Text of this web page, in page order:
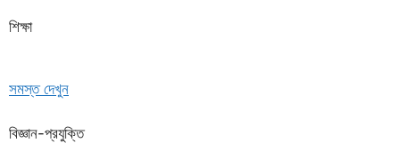
শিক্ষা
সমস্ত দেখুন
বিজ্ঞান-প্রযুক্তি